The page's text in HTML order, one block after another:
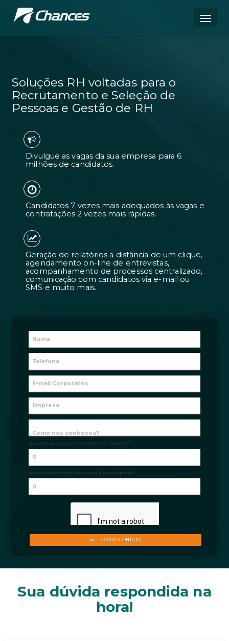
Soluções RH voltadas para o
Recrutamento e Seleção de
Pessoas e Gestão de RH
Divulgue as vagas da sua empresa
Candidatos 7 vezes mais adequados
contratações 2 vezes mais rápidas.
Geração de relatórios a distância de
agendamento on-line de
acompanhamento de processos
comunicação com candidatos via e-
SMS e muito mais.
Sua dúvida respondida na
hora!